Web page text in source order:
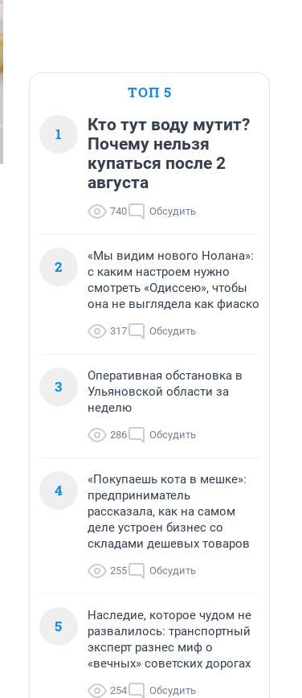
ТОП 5
1
Кто тут воду мутит?
Почему нельзя
купаться после 2
августа
740 Обсудить
2
«Мы видим нового Нолана»:
с каким настроем нужно
смотреть «Одиссею», чтобы
она не выглядела как фиаско
317 Обсудить
3
Оперативная обстановка в
Ульяновской области за
неделю
286 Обсудить
4
«Покупаешь кота в мешке»:
предприниматель
рассказала, как на самом
деле устроен бизнес со
складами дешевых товаров
255 Обсудить
5
Наследие, которое чудом не
развалилось: транспортный
эксперт разнес миф о
«вечных» советских дорогах
254 Обсудить